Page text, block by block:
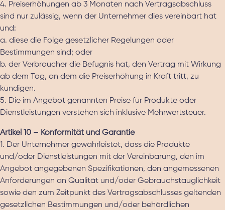
4. Preiserhöhungen ab 3 Monaten nach Vertragsabschluss
sind nur zulässig, wenn der Unternehmer dies vereinbart hat
und:
a. diese die Folge gesetzlicher Regelungen oder
Bestimmungen sind; oder
b. der Verbraucher die Befugnis hat, den Vertrag mit Wirkung
ab dem Tag, an dem die Preiserhöhung in Kraft tritt, zu
kündigen.
5. Die im Angebot genannten Preise für Produkte oder
Dienstleistungen verstehen sich inklusive Mehrwertsteuer.
Artikel 10 – Konformität und Garantie
1. Der Unternehmer gewährleistet, dass die Produkte
und/oder Dienstleistungen mit der Vereinbarung, den im
Angebot angegebenen Spezifikationen, den angemessenen
Anforderungen an Qualität und/oder Gebrauchstauglichkeit
sowie den zum Zeitpunkt des Vertragsabschlusses geltenden
gesetzlichen Bestimmungen und/oder behördlichen